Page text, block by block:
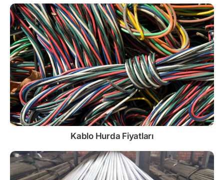
Kablo Hurda Fiyatları